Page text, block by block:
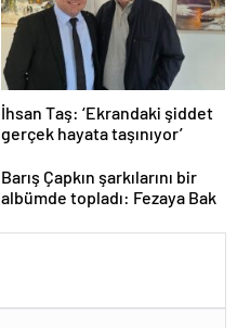
İhsan Taş: ‘Ekrandaki şiddet
gerçek hayata taşınıyor’
Barış Çapkın şarkılarını bir
albümde topladı: Fezaya Bak